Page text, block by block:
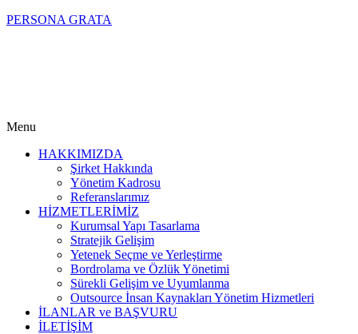
PERSONA GRATA
Menu
HAKKIMIZDA
Şirket Hakkında
Yönetim Kadrosu
Referanslarımız
HİZMETLERİMİZ
Kurumsal Yapı Tasarlama
Stratejik Gelişim
Yetenek Seçme ve Yerleştirme
Bordrolama ve Özlük Yönetimi
Sürekli Gelişim ve Uyumlanma
Outsource İnsan Kaynakları Yönetim Hizmetleri
İLANLAR ve BAŞVURU
İLETİŞİM